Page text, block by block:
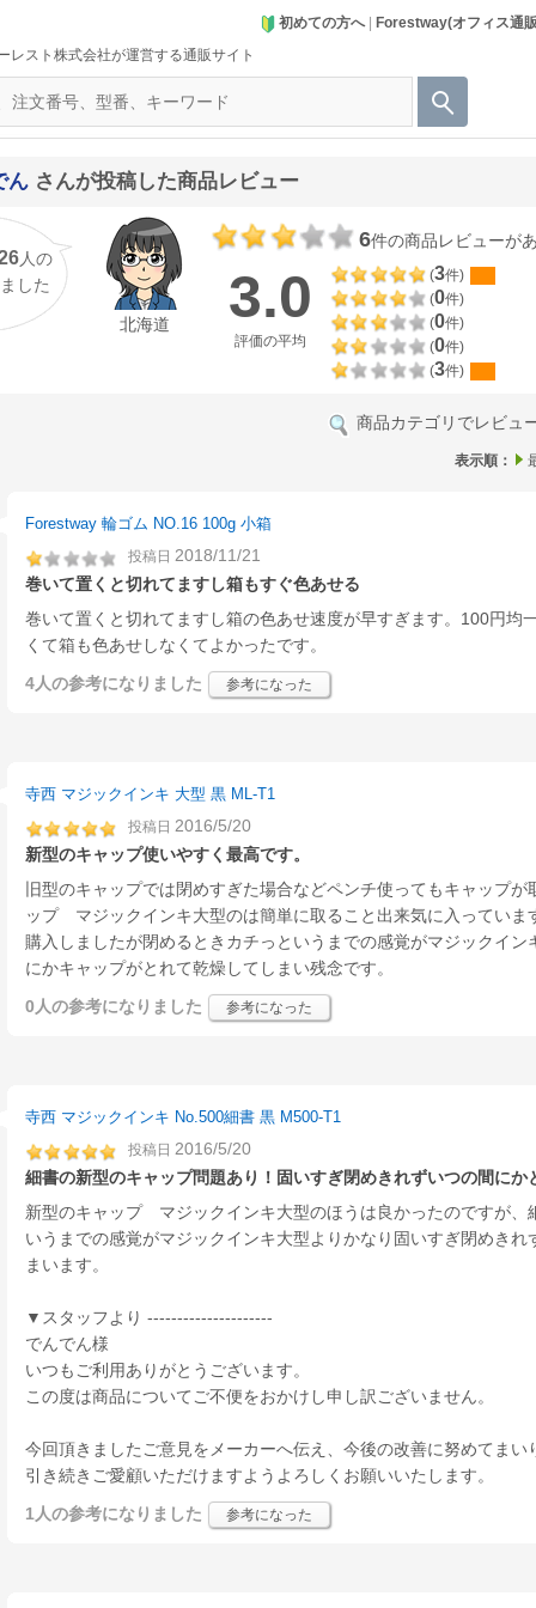
レスト株式会社が運営する通販サイト
初めての方へ| Forestway(オフィス通
ん さんが投稿した商品レビュー
人の
した
北海道
6件の商品レビューが
3.0
評価の平均
(3件)
(0件)
(0件)
(0件)
(3件)
商品カテゴリでレビュ
表示順：
Forestway 輪ゴム NO.16 100g 小箱
投稿日 2018/11/21
巻いて置くと切れてますし箱もすぐ色あせる
巻いて置くと切れてますし箱の色あせ速度が早すぎます。100円均
くて箱も色あせしなくてよかったです。
4人の参考になりました 参考になった
寺西 マジックインキ 大型 黒 ML-T1
投稿日 2016/5/20
新型のキャップ使いやすく最高です。
旧型のキャップでは閉めすぎた場合などペンチ使ってもキャップ
ップ マジックインキ大型のは簡単に取ること出来気に入っていま
購入しましたが閉めるときカチっというまでの感覚がマジックイ
にかキャップがとれて乾燥してしまい残念です。
0人の参考になりました 参考になった
寺西 マジックインキ No.500細書 黒 M500-T1
投稿日 2016/5/20
細書の新型のキャップ問題あり！固いすぎ閉めきれずいつの間にか
新型のキャップ マジックインキ大型のほうは良かったのですが、
いうまでの感覚がマジックインキ大型よりかなり固いすぎ閉めき
まいます。
▼スタッフより ---------------------
でんでん様
いつもご利用ありがとうございます。
この度は商品についてご不便をおかけし申し訳ございません。
今回頂きましたご意見をメーカーへ伝え、今後の改善に努めてまい
引き続きご愛顧いただけますようよろしくお願いいたします。
1人の参考になりました 参考になった